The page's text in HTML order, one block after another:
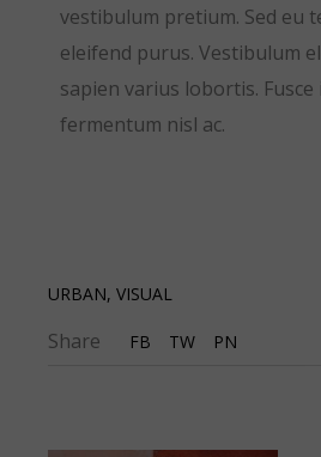
vestibulum pretium. Sed eu
eleifend purus. Vestibulum
sapien varius lobortis. Fusce
fermentum nisl ac.
URBAN,VISUAL
Share FB TW PN